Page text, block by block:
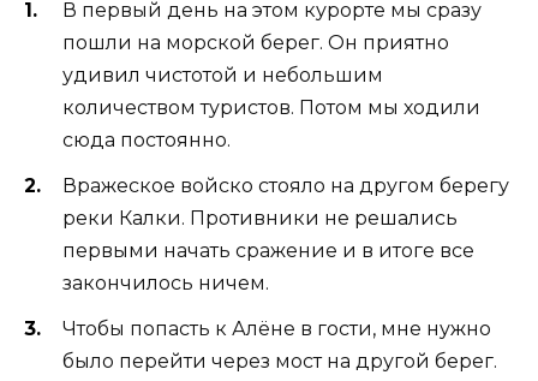
В первый день на этом курорте мы сразу
пошли на морской берег. Он приятно
удивил чистотой и небольшим
количеством туристов. Потом мы ходили
сюда постоянно.
Вражеское войско стояло на другом берегу
реки Калки. Противники не решались
первыми начать сражение и в итоге все
закончилось ничем.
Чтобы попасть к Алёне в гости, мне нужно
было перейти через мост на другой берег.